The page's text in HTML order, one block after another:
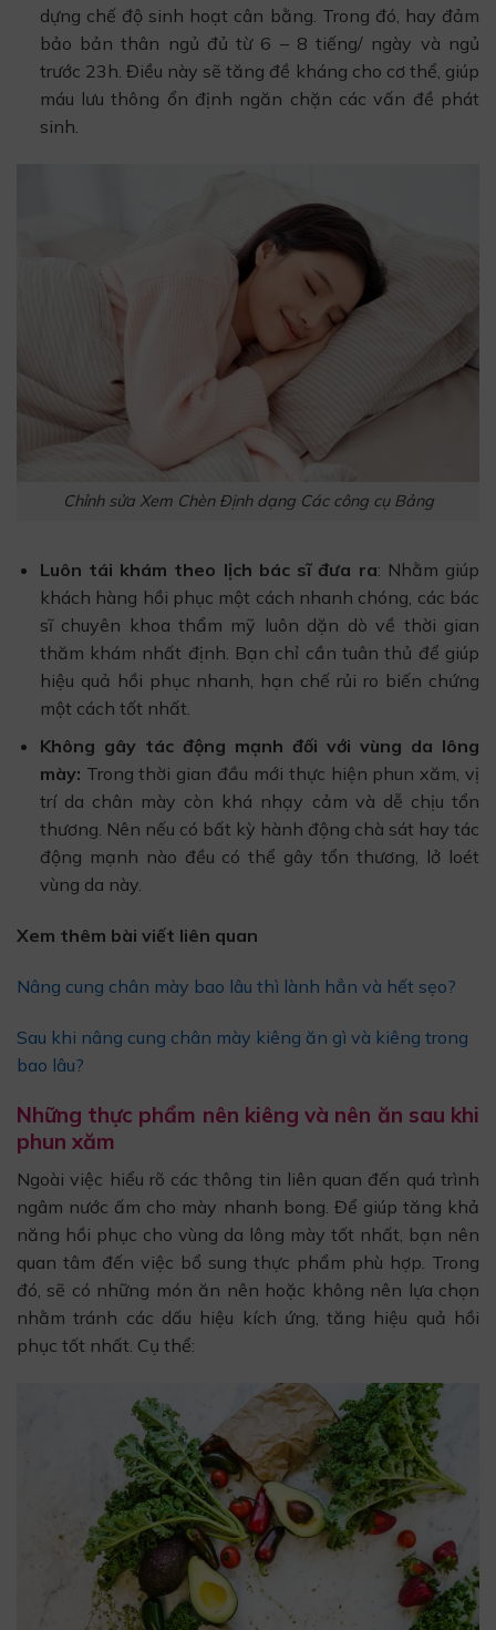
dựng chế độ sinh hoạt cân bằng. Trong đó, hay đảm
bảo bản thân ngủ đủ từ 6 – 8 tiếng/ ngày và ngủ
trước 23h. Điều này sẽ tăng đề kháng cho cơ thể, giúp
máu lưu thông ổn định ngăn chặn các vấn đề phát
sinh.
Chỉnh sửa Xem Chèn Định dạng Các công cụ Bảng
Luôn tái khám theo lịch bác sĩ đưa ra: Nhằm giúp
khách hàng hồi phục một cách nhanh chóng, các bác
sĩ chuyên khoa thẩm mỹ luôn dặn dò về thời gian
thăm khám nhất định. Bạn chỉ cần tuân thủ để giúp
hiệu quả hồi phục nhanh, hạn chế rủi ro biến chứng
một cách tốt nhất.
Không gây tác động mạnh đối với vùng da lông
mày: Trong thời gian đầu mới thực hiện phun xăm, vị
trí da chân mày còn khá nhạy cảm và dễ chịu tổn
thương. Nên nếu có bất kỳ hành động chà sát hay tác
động mạnh nào đều có thể gây tổn thương, lở loét
vùng da này.
Xem thêm bài viết liên quan
Nâng cung chân mày bao lâu thì lành hẳn và hết sẹo?
Sau khi nâng cung chân mày kiêng ăn gì và kiêng trong
bao lâu?
Những thực phẩm nên kiêng và nên ăn sau khi
phun xăm
Ngoài việc hiểu rõ các thông tin liên quan đến quá trình
ngâm nước ấm cho mày nhanh bong. Để giúp tăng khả
năng hồi phục cho vùng da lông mày tốt nhất, bạn nên
quan tâm đến việc bổ sung thực phẩm phù hợp. Trong
đó, sẽ có những món ăn nên hoặc không nên lựa chọn
nhằm tránh các dấu hiệu kích ứng, tăng hiệu quả hồi
phục tốt nhất. Cụ thể: